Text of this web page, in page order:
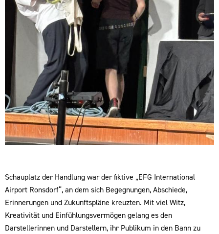
Schauplatz der Handlung war der fiktive „EFG International
Airport Ronsdorf“, an dem sich Begegnungen, Abschiede,
Erinnerungen und Zukunftspläne kreuzten. Mit viel Witz,
Kreativität und Einfühlungsvermögen gelang es den
Darstellerinnen und Darstellern, ihr Publikum in den Bann zu